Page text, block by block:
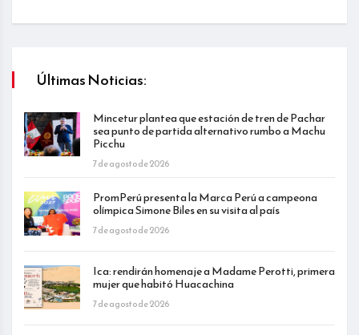
Últimas Noticias:
Mincetur plantea que estación de tren de Pachar
sea punto de partida alternativo rumbo a Machu
Picchu
7 de agosto de 2026
PromPerú presenta la Marca Perú a campeona
olímpica Simone Biles en su visita al país
7 de agosto de 2026
Ica: rendirán homenaje a Madame Perotti, primera
mujer que habitó Huacachina
7 de agosto de 2026